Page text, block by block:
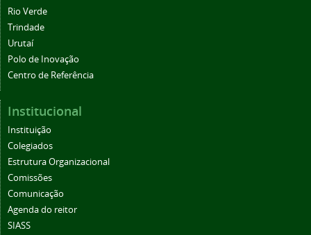
Rio Verde
Trindade
Urutaí
Polo de Inovação
Centro de Referência
Institucional
Instituição
Colegiados
Estrutura Organizacional
Comissões
Comunicação
Agenda do reitor
SIASS